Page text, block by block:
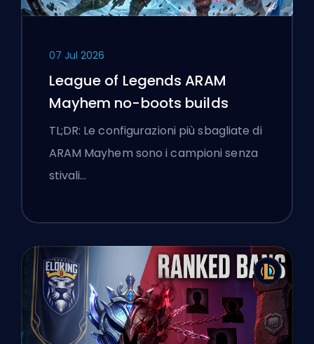
07 Jul 2026
League of Legends ARAM
Mayhem no-boots builds
TL;DR: Le configurazioni più sbagliate di
ARAM Mayhem sono i campioni senza
stivali…